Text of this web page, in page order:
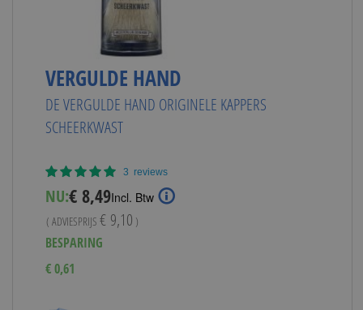
VERGULDE HAND
DE VERGULDE HAND ORIGINELE KAPPERS
SCHEERKWAST
Waardering:
3 reviews
NU:Special
Price
€ 8,49Incl. Btw
( ADVIESPRIJS € 9,10 )
BESPARING
€ 0,61